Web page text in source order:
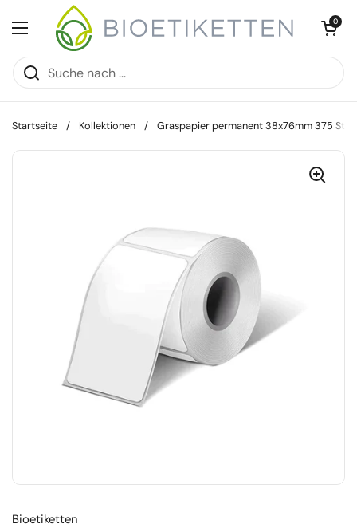
Zum Inhalt springen
Menü öffnen
Warenkorb
0
Startseite / Kollektionen / Graspapier permanent 38x76mm 375 Stk
Bioetiketten